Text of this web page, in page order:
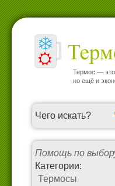
Термос — это
но ещё и
Помощь по
Категории:
Термосы